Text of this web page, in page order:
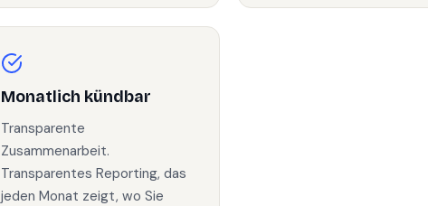
Monatlich kündbar
Transparente
Zusammenarbeit.
Transparentes Reporting, das
jeden Monat zeigt, wo Sie